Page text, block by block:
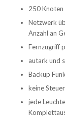
250
Netzwerk
Anzahl an
Fernzugriff
autark und
Backup
keine
jede